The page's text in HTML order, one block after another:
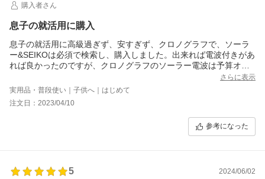
購入者さん
息子の就活用に購入
息子の就活用に高級過ぎず、安すぎず、クロノグラフで、ソーラ
ー&SEIKOは必須で検索し、購入しました。出来れば電波付きがあ
れば良かったのですが、クロノグラフのソーラー電波は予算オー
バーで、こちらの商品に決めました。色はブラックです。イメー
ジ通りカッコ良く息子も喜んでいます。他の方のレビューにもあ
る通り、日付がかなり見ずらいです。私には見えませんが、息子
は全く問題ないそうです(//∇//)
さらに表示
実用品・普段使い｜子供へ｜はじめて
注文日：2023/04/10
参考になった
5
2024/06/02